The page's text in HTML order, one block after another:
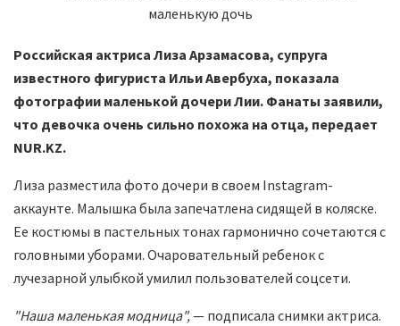
Российская актриса Лиза Арзамасова, супруга
известного фигуриста Ильи Авербуха, показала
фотографии маленькой дочери Лии. Фанаты заявили,
что девочка очень сильно похожа на отца, передает
NUR.KZ.
Лиза разместила фото дочери в своем Instagram-
аккаунте. Малышка была запечатлена сидящей в коляске.
Ее костюмы в пастельных тонах гармонично сочетаются с
головными уборами. Очаровательный ребенок с
лучезарной улыбкой умилил пользователей соцсети.
"Наша маленькая модница",— подписала снимки актриса.